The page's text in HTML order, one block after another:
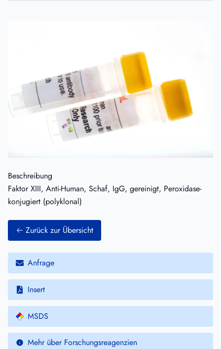
Beschreibung
Faktor XIII, Anti-Human, Schaf, IgG, gereinigt, Peroxidase-
konjugiert (polyklonal)
Zurück zur Übersicht
Anfrage
Insert
MSDS
Mehr über Forschungsreagenzien